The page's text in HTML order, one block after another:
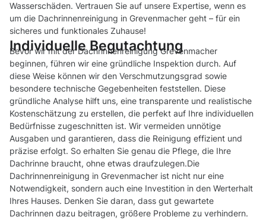
Wasserschäden. Vertrauen Sie auf unsere Expertise, wenn es
um die Dachrinnenreinigung in Grevenmacher geht – für ein
sicheres und funktionales Zuhause!
Individuelle Begutachtung
Bevor wir mit der Dachrinnenreinigung Grevenmacher
beginnen, führen wir eine gründliche Inspektion durch. Auf
diese Weise können wir den Verschmutzungsgrad sowie
besondere technische Gegebenheiten feststellen. Diese
gründliche Analyse hilft uns, eine transparente und realistische
Kostenschätzung zu erstellen, die perfekt auf Ihre individuellen
Bedürfnisse zugeschnitten ist. Wir vermeiden unnötige
Ausgaben und garantieren, dass die Reinigung effizient und
präzise erfolgt. So erhalten Sie genau die Pflege, die Ihre
Dachrinne braucht, ohne etwas draufzulegen.Die
Dachrinnenreinigung in Grevenmacher ist nicht nur eine
Notwendigkeit, sondern auch eine Investition in den Werterhalt
Ihres Hauses. Denken Sie daran, dass gut gewartete
Dachrinnen dazu beitragen, größere Probleme zu verhindern.